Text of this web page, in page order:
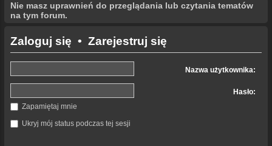
Nie masz uprawnień do przeglądania lub czytania tematów
na tym forum.
Zaloguj się • Zarejestruj się
Nazwa użytkownika:
Hasło:
Zapamiętaj mnie
Ukryj mój status podczas tej sesji